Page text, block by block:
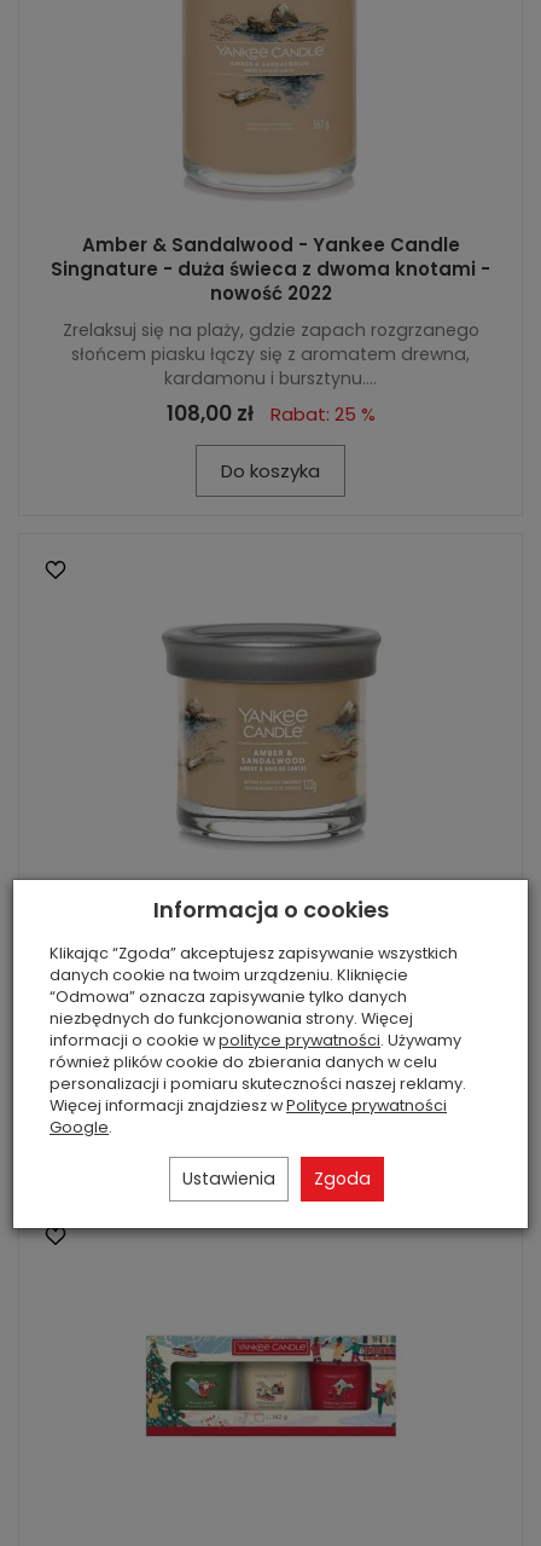
Amber & Sandalwood - Yankee Candle
Singnature - duża świeca z dwoma knotami -
nowość 2022
Zrelaksuj się na plaży, gdzie zapach rozgrzanego
słońcem piasku łączy się z aromatem drewna,
kardamonu i bursztynu....
108,00 zł Rabat: 25 %
Do koszyka
Singnature - świeca tumbler z jednym knotem
Zrelaksuj się na plaży, gdzie zapach rozgrzanego
słońcem piasku łączy się z aromatem drewna,
kardamonu i bursztynu....
39,20 zł Rabat: 20 %
Informacja o cookies
Klikając “Zgoda” akceptujesz zapisywanie wszystkich
danych cookie na twoim urządzeniu. Kliknięcie
“Odmowa” oznacza zapisywanie tylko danych
niezbędnych do funkcjonowania strony. Więcej
informacji o cookie wpolityce prywatności. Używamy
również plików cookie do zbierania danych w celu
personalizacji i pomiaru skuteczności naszej reklamy.
Więcej informacji znajdziesz wPolityce prywatności
Google.
Ustawienia Zgoda